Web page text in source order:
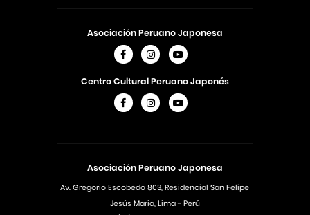
Asociación Peruano Japonesa
Av. Gregorio Escobedo 803, Residencial San Felipe
Jesús Maria, Lima - Perú
Asociación Peruano Japonesa
Centro Cultural Peruano Japonés